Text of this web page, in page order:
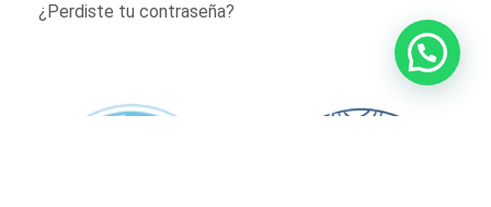
¿Perdiste tu contraseña?